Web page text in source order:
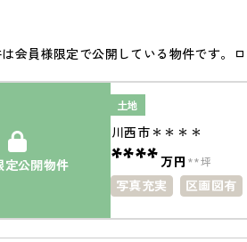
会員様限定で公開している物件です。
定公開物件
土地
川西市＊＊＊＊
****万円 **坪
写真充実 区画図有
駅徒歩10分以内